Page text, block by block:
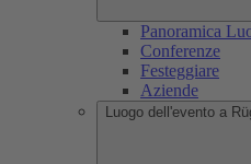
Panoramica
Conferenze
Festeggiare
Aziende
Luogo dell'evento a